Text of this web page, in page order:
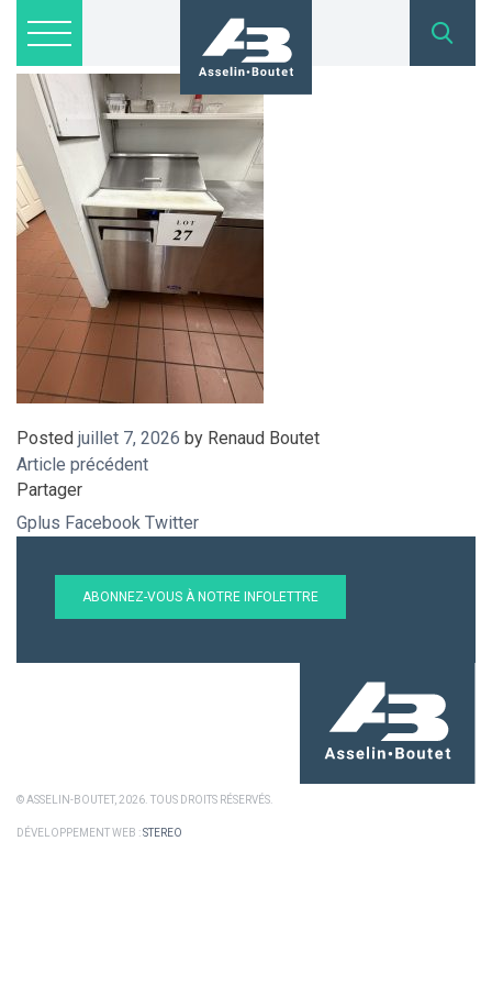
Lots disponibles
Inscription
Nous joindre
admin@asselinboutet.com
418 254-1771
IMG_9009
Posted juillet 7, 2026 by Renaud Boutet
Article précédent
Partager
Gplus Facebook Twitter
ABONNEZ-VOUS À NOTRE INFOLETTRE
© ASSELIN-BOUTET, 2026. TOUS DROITS RÉSERVÉS.
DÉVELOPPEMENT WEB :STEREO